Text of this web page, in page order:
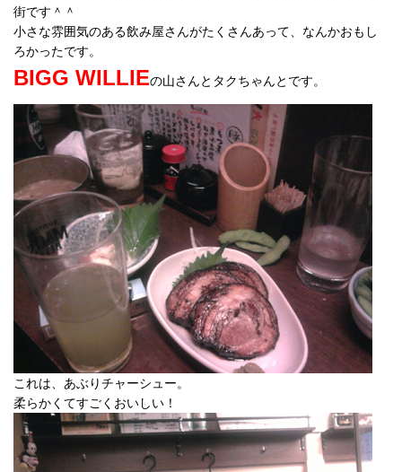
街です＾＾
小さな雰囲気のある飲み屋さんがたくさんあって、なんかおもし
ろかったです。
BIGG WILLIEの山さんとタクちゃんとです。
これは、あぶりチャーシュー。
柔らかくてすごくおいしい！